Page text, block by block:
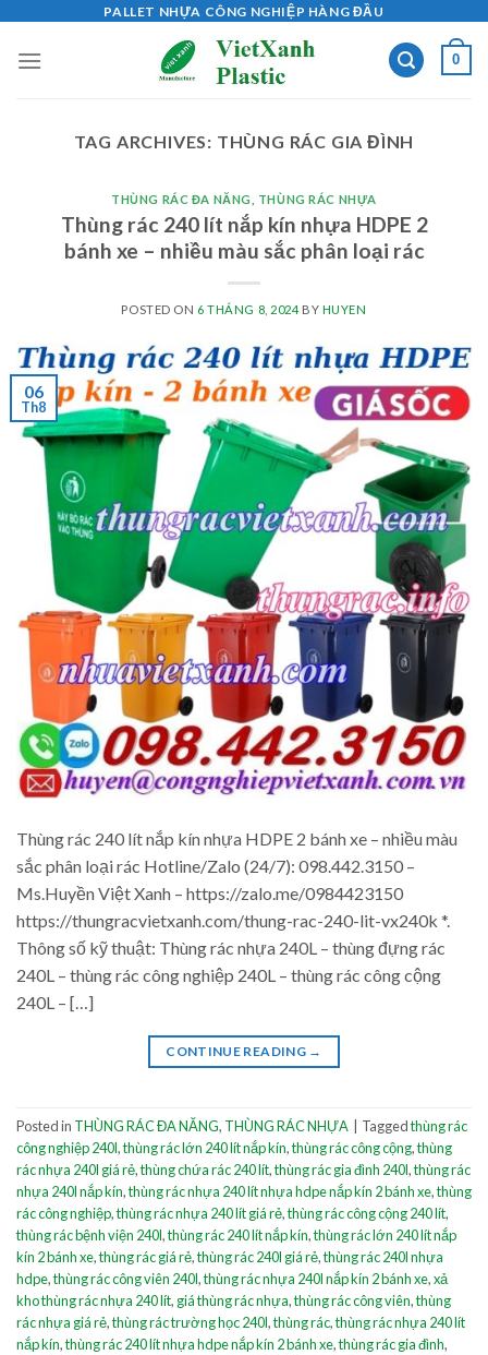
content
PALLET NHỰA CÔNG NGHIỆP HÀNG ĐẦU
0
TAG ARCHIVES: THÙNG RÁC GIA ĐÌNH
THÙNG RÁC ĐA NĂNG THÙNG RÁC NHỰA
Thùng rác 240 lít nắp kín nhựa HDPE 2
bánh xe – nhiều màu sắc phân loại rác
POSTED ON 6 THÁNG 8, 2024BY HUYEN
06
Th8
Thùng rác 240 lít nắp kín nhựa HDPE 2 bánh xe – nhiều màu
sắc phân loại rác Hotline/Zalo (24/7): 098.442.3150 –
Ms.Huyền Việt Xanh – https://zalo.me/0984423150
https://thungracvietxanh.com/thung-rac-240-lit-vx240k *.
Thông số kỹ thuật: Thùng rác nhựa 240L – thùng đựng rác
240L – thùng rác công nghiệp 240L – thùng rác công cộng
240L – […]
CONTINUE READING →
Posted in THÙNG RÁC ĐA NĂNG, THÙNG RÁC NHỰA Taggedthùng rác
công nghiệp 240l,thùng rác lớn 240 lít nắp kín,thùng rác công cộng,thùng
rác nhựa 240l giá rẻ,thùng chứa rác 240 lít,thùng rác gia đình 240l,thùng rác
nhựa 240l nắp kín,thùng rác nhựa 240 lít nhựa hdpe nắp kín 2 bánh xe,thùng
rác công nghiệp,thùng rác nhựa 240 lít giá rẻ,thùng rác công cộng 240 lít,
thùng rác bệnh viện 240l,thùng rác 240 lít nắp kín,thùng rác lớn 240 lít nắp
kín 2 bánh xe,thùng rác giá rẻ,thùng rác 240l giá rẻ,thùng rác 240l nhựa
hdpe,thùng rác công viên 240l,thùng rác nhựa 240l nắp kín 2 bánh xe,xả
kho thùng rác nhựa 240 lít, giá thùng rác nhựa,thùng rác công viên,thùng
rác nhựa giá rẻ,thùng rác trường học 240l,thùng rác,thùng rác nhựa 240 lít
nắp kín,thùng rác 240 lít nhựa hdpe nắp kín 2 bánh xe,thùng rác gia đình,